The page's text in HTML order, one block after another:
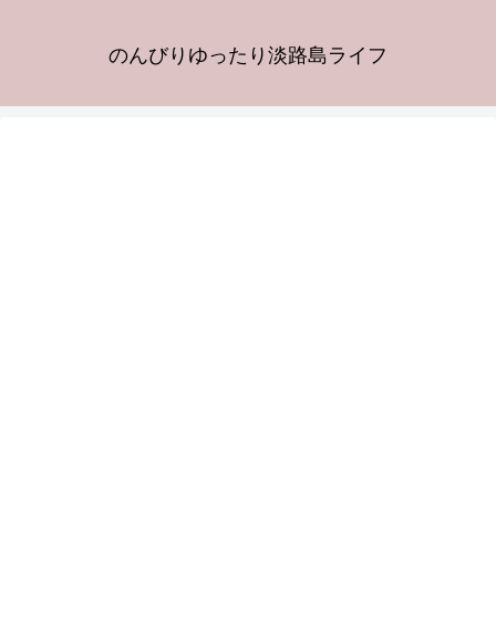
のんびりゆったり淡路島ライフ